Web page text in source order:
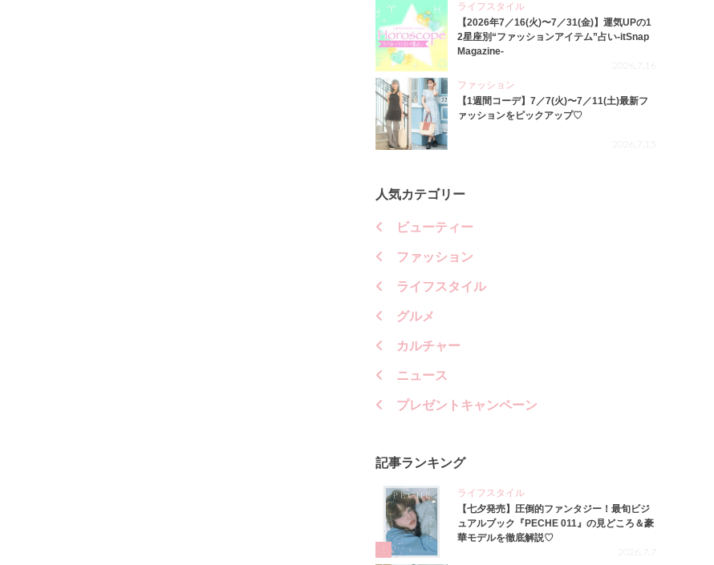
ライフスタイル
【2026年7／16(火)〜7／31(金)】運気UPの1
2星座別“ファッションアイテム”占い-itSnap
Magazine-
2026.7.16
ファッション
【1週間コーデ】7／7(火)〜7／11(土)最新フ
ァッションをピックアップ♡
2026.7.15
人気カテゴリー
ビューティー
ファッション
ライフスタイル
グルメ
カルチャー
ニュース
プレゼントキャンペーン
記事ランキング
ライフスタイル
【七夕発売】圧倒的ファンタジー！最旬ビジ
ュアルブック『PECHE 011』の見どころ＆豪
華モデルを徹底解説♡
2026.7.7